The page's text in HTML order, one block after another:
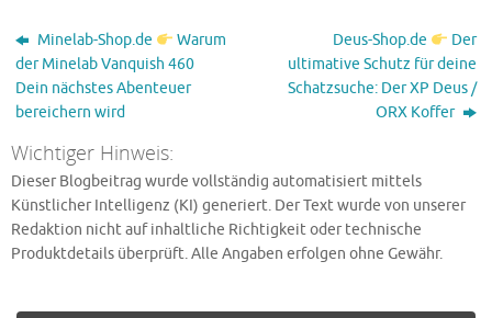
Minelab-Shop.de
Warum
der Minelab Vanquish 460
Dein nächstes Abenteuer
bereichern wird
Deus-Shop.de
Der
ultimative Schutz für deine
Schatzsuche: Der XP Deus /
ORX Koffer
Wichtiger Hinweis:
Dieser Blogbeitrag wurde vollständig automatisiert mittels
Künstlicher Intelligenz (KI) generiert. Der Text wurde von unserer
Redaktion nicht auf inhaltliche Richtigkeit oder technische
Produktdetails überprüft. Alle Angaben erfolgen ohne Gewähr.